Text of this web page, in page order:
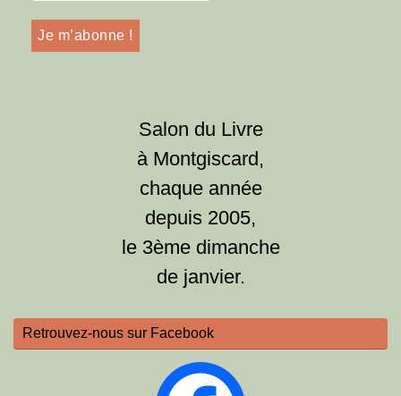
Salon du Livre
à Montgiscard,
chaque année
depuis 2005,
le 3ème dimanche
de janvier.
Retrouvez-nous sur Facebook